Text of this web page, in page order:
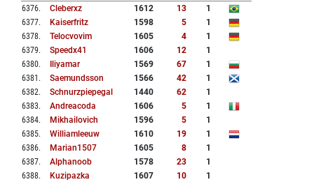
6376. Cleberxz 1612 13
1
6377. Kaiserfritz 1598 5
1
6378. Telocvovim 1605 4
1
6379. Speedx41 1606 12
1
6380. Iliyamar 1569 67
1
6381 . Saemundsson 1566 42
1
6382. Schnurzpiepegal 1440 62
1
6383. Andreacoda 1606 5
1
6384. Mikhailovich 1596 5
1
6385. Williamleeuw 1610 19
1
6386. Marian1507 1605 8
1
6387. Alphanoob 1578 23
1
6388. Kuzipazka 1607 10
1